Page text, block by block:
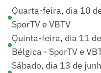
Quarta-feira, dia 10
SporTV e VBTV
Quinta-feira, dia 11
Bélgica - SporTV e
Sábado, dia 13 de